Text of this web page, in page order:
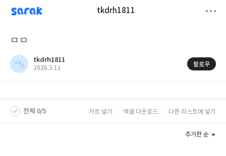
sarak tkdrh1811
ㅁㅁ
tkdrh1811
작
2026.5.11
팔로우
전체 0/5 카트 넣기 엑셀 다운로드 다른 리스트에 넣기
추가한 순